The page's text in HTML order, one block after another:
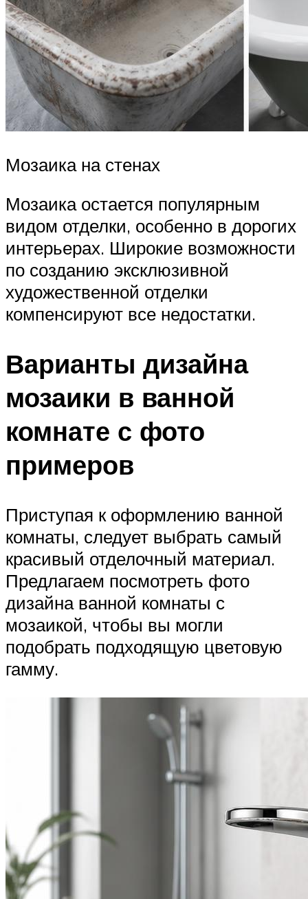
Мозаика на стенах
Мозаика остается популярным
видом отделки, особенно в дорогих
интерьерах. Широкие возможности
по созданию эксклюзивной
художественной отделки
компенсируют все недостатки.
Варианты дизайна
мозаики в ванной
комнате с фото
примеров
Приступая к оформлению ванной
комнаты, следует выбрать самый
красивый отделочный материал.
Предлагаем посмотреть фото
дизайна ванной комнаты с
мозаикой, чтобы вы могли
подобрать подходящую цветовую
гамму.